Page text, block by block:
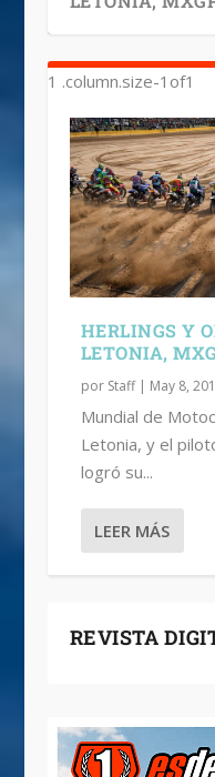
HERLINGS Y
LETONIA,
por Staff| May 8,
Mundial de
Letonia, y el
logró su...
LEER MÁS
REVISTA